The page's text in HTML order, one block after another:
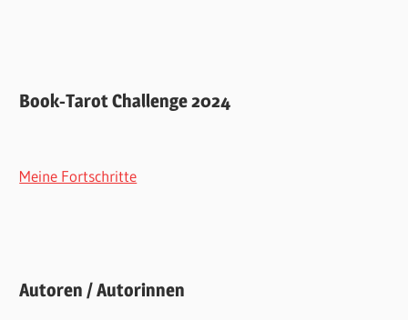
Book-Tarot Challenge 2024
Meine Fortschritte
Autoren / Autorinnen